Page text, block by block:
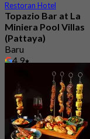
Restoran Hotel
Topazio Bar at La
Miniera Pool Villas
(Pattaya)
Baru
4.9